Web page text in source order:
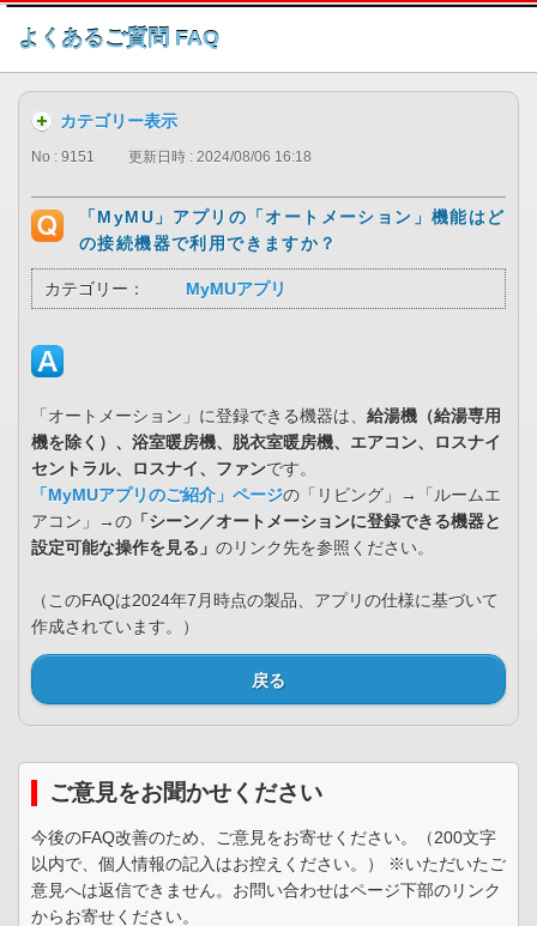
このページの本文へ
よくあるご質問 FAQ
カテゴリー表示
No : 9151 更新日時 : 2024/08/06 16:18
「MyMU」アプリの「オートメーション」機能はど
の接続機器で利用できますか？
カテゴリー： MyMUアプリ
「オートメーション」に登録できる機器は、 給湯機（給湯専用
機を除く）、浴室暖房機、脱衣室暖房機、エアコン、ロスナイ
セントラル、ロスナイ、ファンです。
「MyMUアプリのご紹介」ページの「リビング」→「ルームエ
アコン」→の 「シーン／オートメーションに登録できる機器と
設定可能な操作を見る」 のリンク先を参照ください。
（このFAQは2024年7月時点の製品、アプリの仕様に基づいて
作成されています。）
戻る
ご意見をお聞かせください
今後のFAQ改善のため、ご意見をお寄せください。（200文字
以内で、個人情報の記入はお控えください。） ※いただいたご
意見へは返信できません。お問い合わせはページ下部のリンク
からお寄せください。